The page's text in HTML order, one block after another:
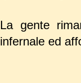
La gente
infernale ed